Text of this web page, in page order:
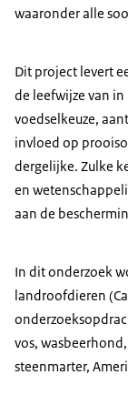
waaronder alle
Dit project levert
de leefwijze van
voedselkeuze,
invloed op
dergelijke. Zulke
en
aan de
In dit onderzoek
landroofdieren
vos,
steenmarter,